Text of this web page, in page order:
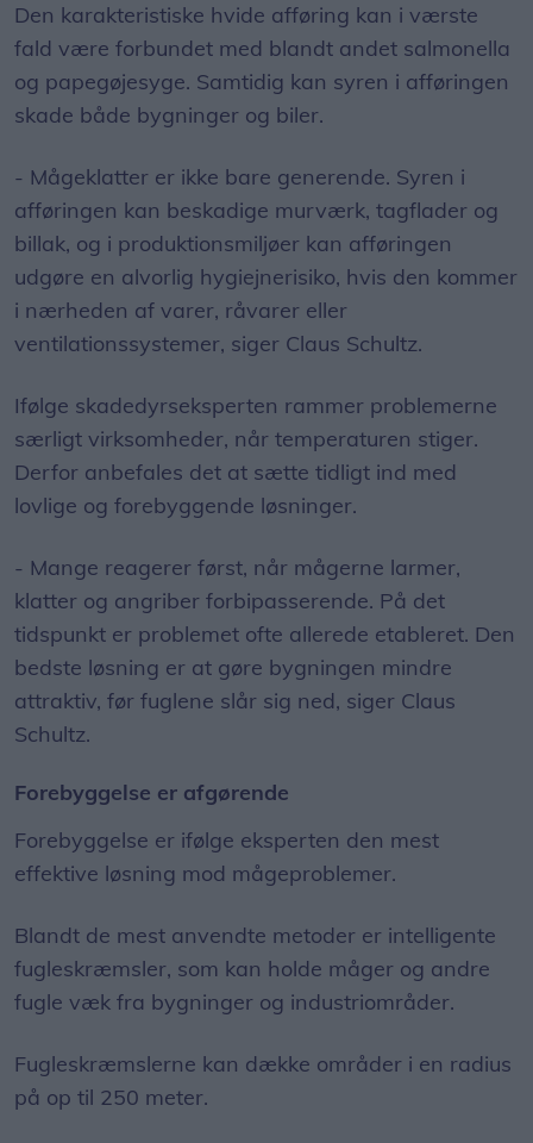
Den karakteristiske hvide afføring kan i værste
fald være forbundet med blandt andet salmonella
og papegøjesyge. Samtidig kan syren i afføringen
skade både bygninger og biler.
- Mågeklatter er ikke bare generende. Syren i
afføringen kan beskadige murværk, tagflader og
billak, og i produktionsmiljøer kan afføringen
udgøre en alvorlig hygiejnerisiko, hvis den kommer
i nærheden af varer, råvarer eller
ventilationssystemer, siger Claus Schultz.
Ifølge skadedyrseksperten rammer problemerne
særligt virksomheder, når temperaturen stiger.
Derfor anbefales det at sætte tidligt ind med
lovlige og forebyggende løsninger.
- Mange reagerer først, når mågerne larmer,
klatter og angriber forbipasserende. På det
tidspunkt er problemet ofte allerede etableret. Den
bedste løsning er at gøre bygningen mindre
attraktiv, før fuglene slår sig ned, siger Claus
Schultz.
Forebyggelse er afgørende
Forebyggelse er ifølge eksperten den mest
effektive løsning mod mågeproblemer.
Blandt de mest anvendte metoder er intelligente
fugleskræmsler, som kan holde måger og andre
fugle væk fra bygninger og industriområder.
Fugleskræmslerne kan dække områder i en radius
på op til 250 meter.